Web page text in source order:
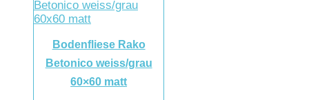
Bodenfliese Rako
Betonico weiss/grau
60×60 matt